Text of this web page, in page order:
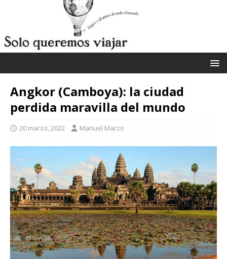
Angkor (Camboya): la ciudad
perdida maravilla del mundo
20 marzo, 2022 Manuel Marzo